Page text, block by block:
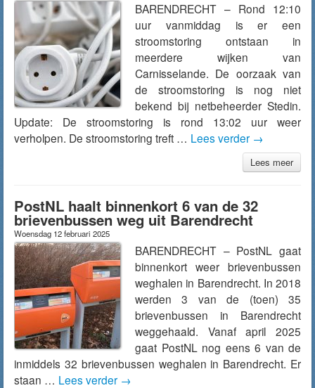
BARENDRECHT – Rond 12:10
uur vanmiddag is er een
stroomstoring ontstaan in
meerdere wijken van
Carnisselande. De oorzaak van
de stroomstoring is nog niet
bekend bij netbeheerder Stedin.
Update: De stroomstoring is rond 13:02 uur weer
verholpen. De stroomstoring treft … Lees verder →
Lees meer
PostNL haalt binnenkort 6 van de 32
brievenbussen weg uit Barendrecht
Woensdag 12 februari 2025
BARENDRECHT – PostNL gaat
binnenkort weer brievenbussen
weghalen in Barendrecht. In 2018
werden 3 van de (toen) 35
brievenbussen in Barendrecht
weggehaald. Vanaf april 2025
gaat PostNL nog eens 6 van de
inmiddels 32 brievenbussen weghalen in Barendrecht. Er
staan … Lees verder →